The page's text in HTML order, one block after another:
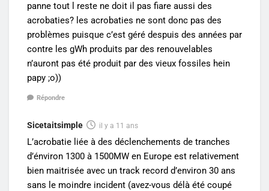
panne tout l reste ne doit il pas fiare aussi des
acrobaties? les acrobaties ne sont donc pas des
problèmes puisque c’est géré despuis des années par
contre les gWh produits par des renouvelables
n’auront pas été produit par des vieux fossiles hein
papy ;o))
Répondre
Sicetaitsimple il y a 11 ans
L’acrobatie liée à des déclenchements de tranches
d’énviron 1300 à 1500MW en Europe est relativement
bien maitrisée avec un track record d’environ 30 ans
sans le moindre incident (avez-vous délà été coupé